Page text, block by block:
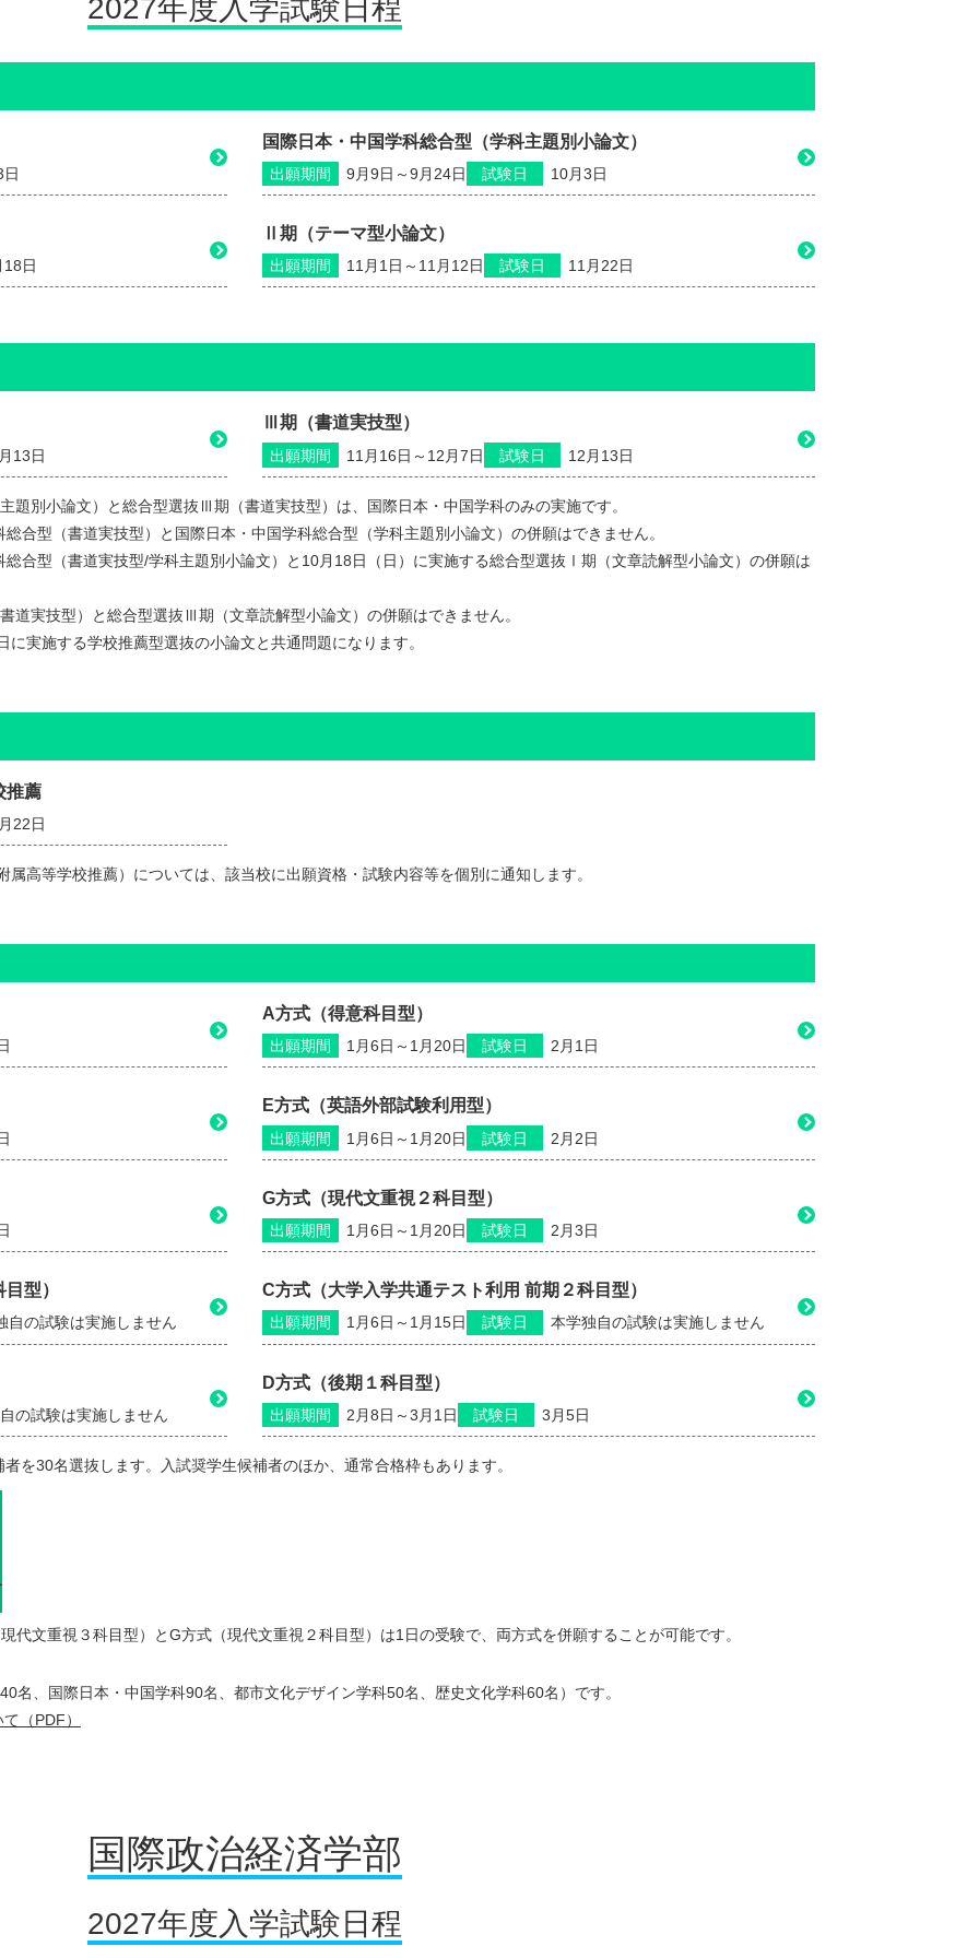
2027年度入学試験日程
国際日本・中国学科総合型（学科主題別小論文）
出願期間 9月9日～9月24日 試験日 10月3日
18日
Ⅱ期（テーマ型小論文）
出願期間 11月1日～11月12日 試験日 11月22日
13日
Ⅲ期（書道実技型）
出願期間 11月16日～12月7日 試験日 12月13日
別小論文）と総合型選抜Ⅲ期（書道実技型）は、国際日本・中国学科のみの実施です。
合型（書道実技型）と国際日本・中国学科総合型（学科主題別小論文）の併願はできません。
合型（書道実技型/学科主題別小論文）と10月18日（日）に実施する総合型選抜Ⅰ期（文章読解型小論文）の併願は
実技型）と総合型選抜Ⅲ期（文章読解型小論文）の併願はできません。
実施する学校推薦型選抜の小論文と共通問題になります。
推薦
22日
高等学校推薦）については、該当校に出願資格・試験内容等を個別に通知します。
A方式（得意科目型）
出願期間 1月6日～1月20日 試験日 2月1日
E方式（英語外部試験利用型）
出願期間 1月6日～1月20日 試験日 2月2日
G方式（現代文重視２科目型）
出願期間 1月6日～1月20日 試験日 2月3日
型）
自の試験は実施しません
C方式（大学入学共通テスト利用 前期２科目型）
出願期間 1月6日～1月15日 試験日 本学独自の試験は実施しません
の試験は実施しません
D方式（後期１科目型）
出願期間 2月8日～3月1日 試験日 3月5日
を30名選抜します。入試奨学生候補者のほか、通常合格枠もあります。
文重視３科目型）とG方式（現代文重視２科目型）は1日の受験で、両方式を併願することが可能です。
、国際日本・中国学科90名、都市文化デザイン学科50名、歴史文化学科60名）です。
（PDF）
国際政治経済学部
2027年度入学試験日程